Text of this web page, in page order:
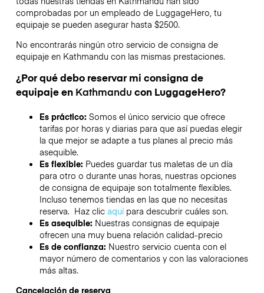
comprobadas por un empleado de LuggageHero, tu
equipaje se pueden asegurar hasta $2500.
No encontrarás ningún otro servicio de consigna de
equipaje en Kathmandu con las mismas prestaciones.
¿Por qué debo reservar mi consigna de
equipaje en Kathmandu con LuggageHero?
Es práctico: Somos el único servicio que ofrece
tarifas por horas y diarias para que así puedas elegir
la que mejor se adapte a tus planes al precio más
asequible.
Es flexible: Puedes guardar tus maletas de un día
para otro o durante unas horas, nuestras opciones
de consigna de equipaje son totalmente flexibles.
Incluso tenemos tiendas en las que no necesitas
reserva. Haz clic aquípara descubrir cuáles son.
Es asequible: Nuestras consignas de equipaje
ofrecen una muy buena relación calidad-precio
Es de confianza: Nuestro servicio cuenta con el
mayor número de comentarios y con las valoraciones
más altas.
Cancelación de reserva